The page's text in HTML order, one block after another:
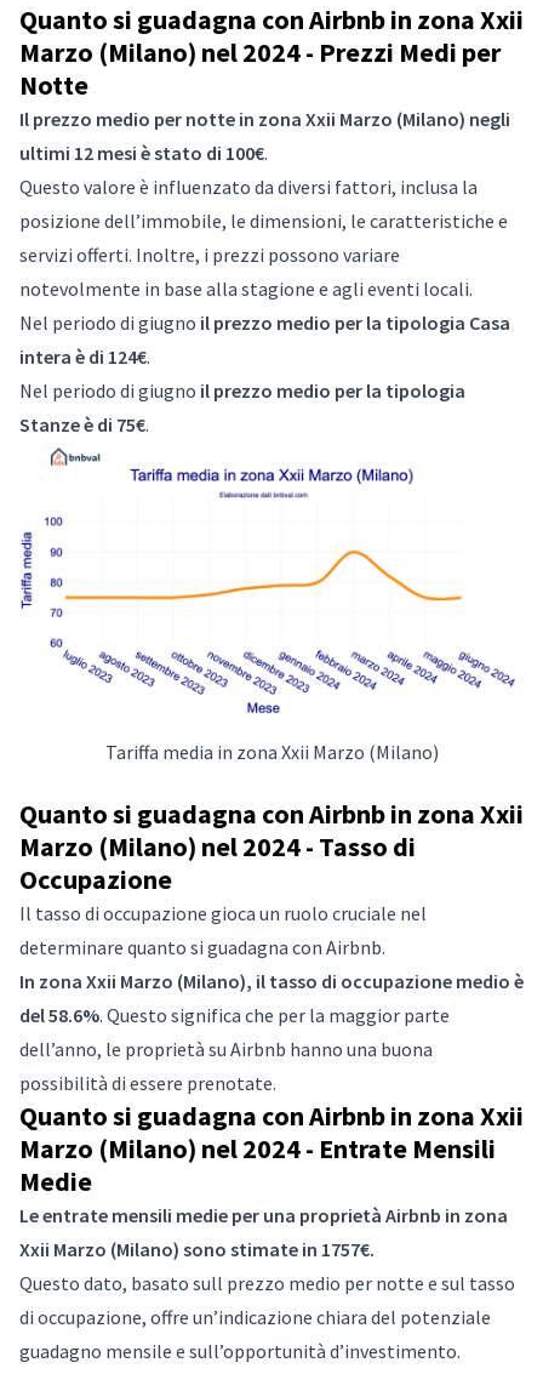
Quanto si guadagna con Airbnb in zona Xxii
Marzo (Milano) nel 2024 - Prezzi Medi per
Notte
Il prezzo medio per notte in zona Xxii Marzo (Milano) negli
ultimi 12 mesi è stato di 100€.
Questo valore è influenzato da diversi fattori, inclusa la
posizione dell’immobile, le dimensioni, le caratteristiche e
servizi offerti. Inoltre, i prezzi possono variare
notevolmente in base alla stagione e agli eventi locali.
Nel periodo di giugno il prezzo medio per la tipologia Casa
intera è di 124€.
Nel periodo di giugno il prezzo medio per la tipologia
Stanze è di 75€.
Tariffa media in zona Xxii Marzo (Milano)
Quanto si guadagna con Airbnb in zona Xxii
Marzo (Milano) nel 2024 - Tasso di
Occupazione
Il tasso di occupazione gioca un ruolo cruciale nel
determinare quanto si guadagna con Airbnb.
In zona Xxii Marzo (Milano), il tasso di occupazione medio è
del 58.6%. Questo significa che per la maggior parte
dell’anno, le proprietà su Airbnb hanno una buona
possibilità di essere prenotate.
Quanto si guadagna con Airbnb in zona Xxii
Marzo (Milano) nel 2024 - Entrate Mensili
Medie
Le entrate mensili medie per una proprietà Airbnb in zona
Xxii Marzo (Milano) sono stimate in 1757€.
Questo dato, basato sull prezzo medio per notte e sul tasso
di occupazione, offre un’indicazione chiara del potenziale
guadagno mensile e sull’opportunità d’investimento.